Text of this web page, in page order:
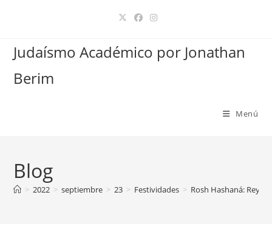
Judaísmo Académico por Jonathan
Berim
Menú
Blog
> 2022 > septiembre > 23 > Festividades > Rosh Hashaná: Rey